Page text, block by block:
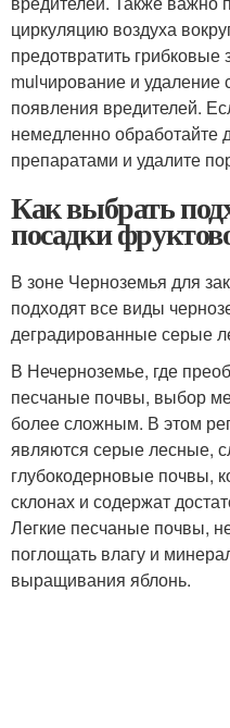
циркуляцию воздуха
предотвратить грибковые
mulчирование и удаление
появления вредителей.
немедленно обработайте
препаратами и удалите
Как выбрать
посадки
В зоне Черноземья для
подходят все виды
деградированные серые
В Нечерноземье, где
песчаные почвы, выбор
более сложным. В этом
являются серые лесные,
глубокодерновые почвы,
склонах и содержат
Легкие песчаные почвы,
поглощать влагу и
выращивания яблонь.